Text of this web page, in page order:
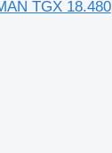
TGX 18.480